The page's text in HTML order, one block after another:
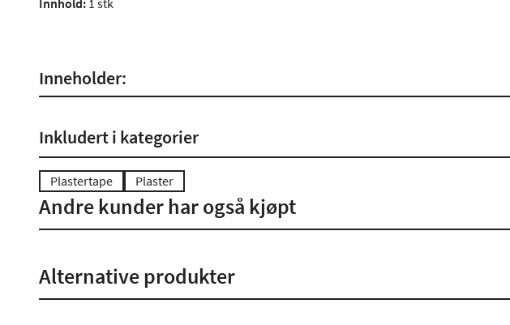
Innhold: 1 stk
Inneholder:
Inkludert i kategorier
Plastertape Plaster
Andre kunder har også kjøpt
Alternative produkter